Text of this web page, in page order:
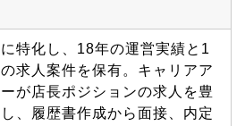
特化し、 18年の運営実績と 1
求人案件を保有。キャリアア
ーが店長ポジションの求人を豊
、履歴書作成から面接、内定